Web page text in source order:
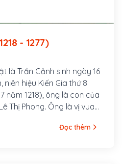
Thái Tông (1218 - 1277)
là Trần Cảnh sinh ngày 16
niên hiệu Kiến Gia thứ 8
năm 1218), ông là con của
Phong. Ông là vị vua
và làm Thái thượng
Đọc thêm